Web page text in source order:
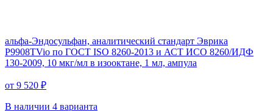
альфа-Эндосульфан, аналитический стандарт Эврика
P9908TVio по ГОСТ ISO 8260-2013 и АСТ ИСО 8260/ИДФ
130-2009, 10 мкг/мл в изооктане, 1 мл, ампула
от 9 520 ₽
В наличии 4 варианта